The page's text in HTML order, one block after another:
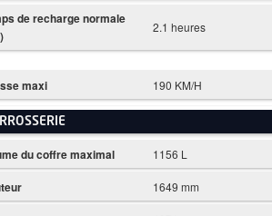
de recharge normale
2.1 heures
maxi 190 KM/H
du coffre maximal 1156 L
1649 mm